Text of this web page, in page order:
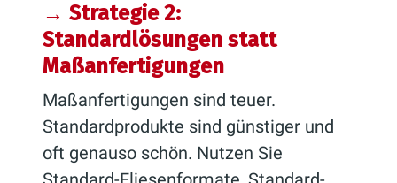
→ Strategie 2:
Standardlösungen statt
Maßanfertigungen
Maßanfertigungen sind teuer.
Standardprodukte sind günstiger und
oft genauso schön. Nutzen Sie